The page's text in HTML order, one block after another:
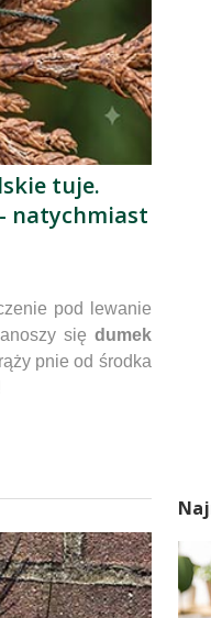
tuje.
natychmiast
pod lewanie
się dumek
pnie od środka